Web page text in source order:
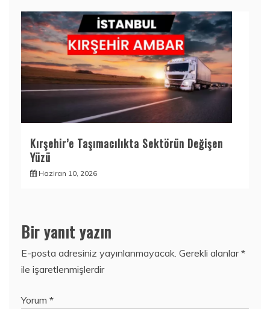
Kırşehir’e Taşımacılıkta Sektörün Değişen
Yüzü
Haziran 10, 2026
Bir yanıt yazın
E-posta adresiniz yayınlanmayacak. Gerekli alanlar*
ile işaretlenmişlerdir
Yorum *